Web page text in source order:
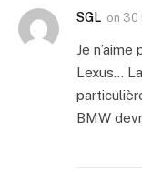
SGL on 30
Je
Lexus…
BMW